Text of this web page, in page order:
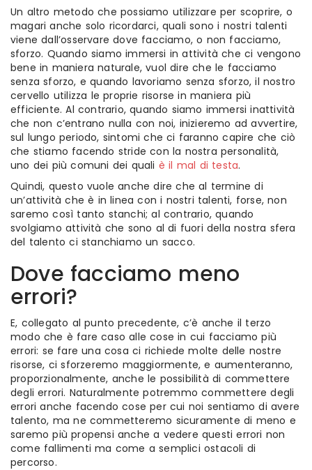
Un altro metodo che possiamo utilizzare per scoprire, o
magari anche solo ricordarci, quali sono i nostri talenti
viene dall’osservare dove facciamo, o non facciamo,
sforzo. Quando siamo immersi in attività che ci vengono
bene in maniera naturale, vuol dire che le facciamo
senza sforzo, e quando lavoriamo senza sforzo, il nostro
cervello utilizza le proprie risorse in maniera più
efficiente. Al contrario, quando siamo immersi inattività
che non c’entrano nulla con noi, inizieremo ad avvertire,
sul lungo periodo, sintomi che ci faranno capire che ciò
che stiamo facendo stride con la nostra personalità,
uno dei più comuni dei quali è il mal di testa.
Quindi, questo vuole anche dire che al termine di
un’attività che è in linea con i nostri talenti, forse, non
saremo così tanto stanchi; al contrario, quando
svolgiamo attività che sono al di fuori della nostra sfera
del talento ci stanchiamo un sacco.
Dove facciamo meno
errori?
E, collegato al punto precedente, c’è anche il terzo
modo che è fare caso alle cose in cui facciamo più
errori: se fare una cosa ci richiede molte delle nostre
risorse, ci sforzeremo maggiormente, e aumenteranno,
proporzionalmente, anche le possibilità di commettere
degli errori. Naturalmente potremmo commettere degli
errori anche facendo cose per cui noi sentiamo di avere
talento, ma ne commetteremo sicuramente di meno e
saremo più propensi anche a vedere questi errori non
come fallimenti ma come a semplici ostacoli di
percorso.